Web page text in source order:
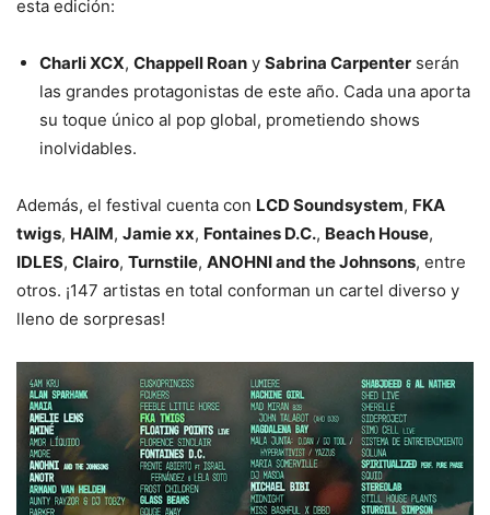
esta edición:
Charli XCX, Chappell Roan y Sabrina Carpenter serán
las grandes protagonistas de este año. Cada una aporta
su toque único al pop global, prometiendo shows
inolvidables.
Además, el festival cuenta con LCD Soundsystem, FKA
twigs, HAIM, Jamie xx, Fontaines D.C., Beach House,
IDLES, Clairo, Turnstile, ANOHNI and the Johnsons, entre
otros. ¡147 artistas en total conforman un cartel diverso y
lleno de sorpresas!